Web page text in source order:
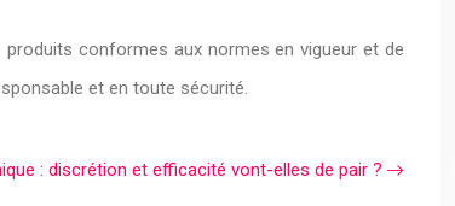
produits conformes aux normes en vigueur et de
et en toute sécurité.
: discrétion et efficacité vont-elles de pair ?